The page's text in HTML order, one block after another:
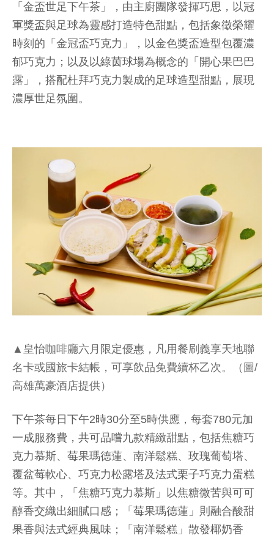
「金盃世足下午茶」，由主廚團隊發揮巧思，以冠
軍獎盃與足球為靈感打造特色甜點，包括象徵榮耀
時刻的「金冠盃巧克力」，以金色獎盃造型包覆濃
郁巧克力；以及以綠茵球場為概念的「開心果巴巴
露」，搭配杜拜巧克力製成的足球造型甜點，展現
濃厚世足氛圍。
▲皇怡咖啡廳六月限定優惠，凡用餐刷義享天地聯
名卡或國旅卡結帳，可享飲品免費續杯乙次。（圖/
高雄萬豪酒店提供）
下午茶每日下午2時30分至5時供應，每套780元加
一成服務費，共可品嚐九款精緻甜點，包括焦糖巧
克力慕斯、莓果瑪德蓮、南洋鬆糕、玫瑰葡萄塔、
覆盆莓軟心、巧克力松露塔及法式栗子巧克力蛋糕
等。其中，「焦糖巧克力慕斯」以焦糖微苦與可可
醇香交織出細膩口感；「莓果瑪德蓮」則融合酸甜
果香與法式經典風味；「南洋鬆糕」散發椰奶香